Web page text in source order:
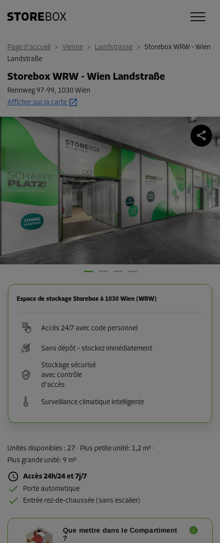
Page d'accueil > Vienne > Landstrasse > Storebox WRW - Wien
Landstraße
Storebox WRW - Wien Landstraße
Rennweg 97-99, 1030 Wien
Afficher sur la carte
Espace de stockage Storebox à 1030 Wien (WRW)
Accès 24/7 avec code personnel
Sans dépôt – stockez immédiatement
Stockage sécurisé
avec contrôle
d’accès
Surveillance climatique intelligente
Unités disponibles : 27 · Plus petite unité: 1,2 m² ·
Plus grande unité: 9 m²
Accès 24h/24 et 7j/7
Porte automatique
Entrée rez-de-chaussée (sans escalier)
Que mettre dans le Compartiment
?